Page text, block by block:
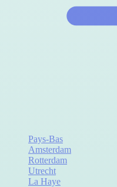
Pays-Bas
Amsterdam
Rotterdam
Utrecht
La Haye